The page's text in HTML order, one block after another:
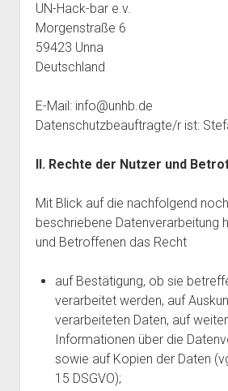
UN-Hack-bar e.v.
Morgenstraße 6
59423 Unna
Deutschland
E-Mail: info@unhb.de
Datenschutzbeauftragte/r ist:
II. Rechte der Nutzer und
Mit Blick auf die nachfolgend
beschriebene Datenverarbeitung
und Betroffenen das Recht
auf Bestätigung, ob sie
verarbeitet werden, auf
verarbeiteten Daten, auf
Informationen über die
sowie auf Kopien der Daten
15 DSGVO);